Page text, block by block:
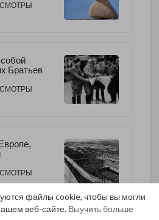
файлы cookie, чтобы вы могли
веб-сайте. Выучить больше
Братьев